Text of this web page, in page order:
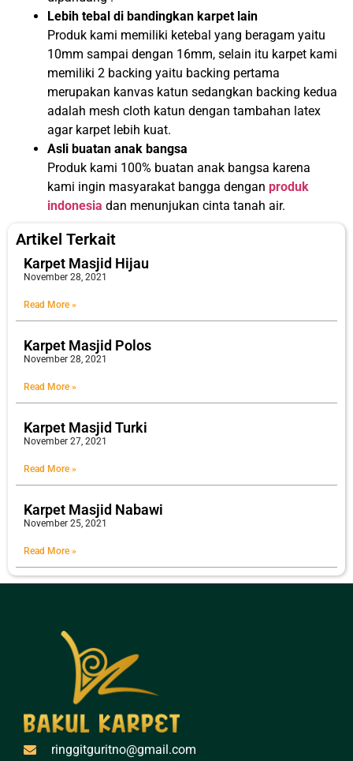
Lebih tebal di bandingkan karpet lain
Produk kami memiliki ketebal yang beragam yaitu
10mm sampai dengan 16mm, selain itu karpet kami
memiliki 2 backing yaitu backing pertama
merupakan kanvas katun sedangkan backing kedua
adalah mesh cloth katun dengan tambahan latex
agar karpet lebih kuat.
Asli buatan anak bangsa
Produk kami 100% buatan anak bangsa karena
kami ingin masyarakat bangga dengan produk
indonesia dan menunjukan cinta tanah air.
Artikel Terkait
Karpet Masjid Hijau
November 28, 2021
Read More »
Karpet Masjid Polos
November 28, 2021
Read More »
Karpet Masjid Turki
November 27, 2021
Read More »
Karpet Masjid Nabawi
November 25, 2021
Read More »
ringgitguritno@gmail.com